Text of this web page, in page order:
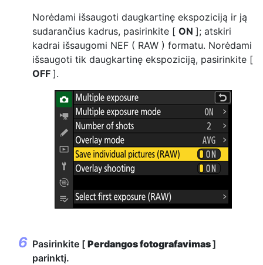
Norėdami išsaugoti daugkartinę ekspoziciją ir ją
sudarančius kadrus, pasirinkite [ ON ]; atskiri
kadrai išsaugomi NEF ( RAW ) formatu. Norėdami
išsaugoti tik daugkartinę ekspoziciją, pasirinkite [
OFF ].
Pasirinkite [ Perdangos fotografavimas]
parinktį.